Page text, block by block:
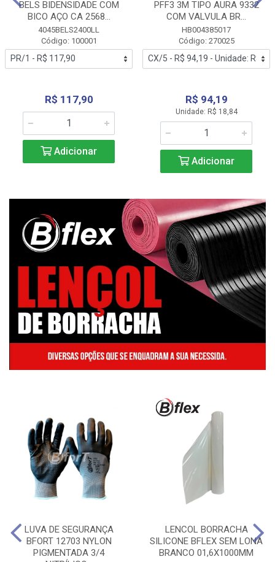
BELS BIDENSIDADE COM
BICO AÇO CA 2568...
4045BELS2400LL
Código: 100001
R$ 117,90
Adicionar
PFF3 3M TIPO AURA 9332
COM VALVULA BR...
HB004385017
Código: 270025
R$ 94,19
Unidade: R$ 18,84
Adicionar
LUVA DE SEGURANÇA
BFORT 12703 NYLON
PIGMENTADA 3/4
LENCOL BORRACHA
SILICONE BFLEX SEM LONA
BRANCO 01,6X1000MM